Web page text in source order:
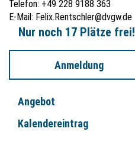
Telefon: +49 228 9188 363
E-Mail: Felix.Rentschler@dvgw.de
Nur noch 17 Plätze frei!
Anmeldung
Angebot
Kalendereintrag